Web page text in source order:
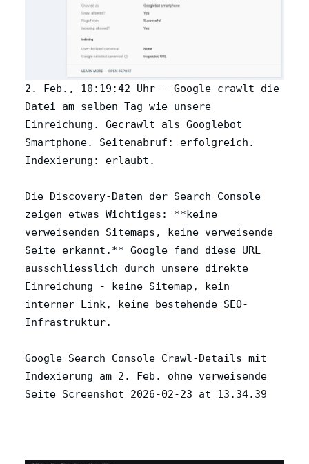
2. Feb., 10:19:42 Uhr - Google crawlt die
Datei am selben Tag wie unsere
Einreichung. Gecrawlt als Googlebot
Smartphone. Seitenabruf: erfolgreich.
Indexierung: erlaubt.
Die Discovery-Daten der Search Console
zeigen etwas Wichtiges: **keine
verweisenden Sitemaps, keine verweisende
Seite erkannt.** Google fand diese URL
ausschliesslich durch unsere direkte
Einreichung - keine Sitemap, kein
interner Link, keine bestehende SEO-
Infrastruktur.
Google Search Console Crawl-Details mit
Indexierung am 2. Feb. ohne verweisende
Seite Screenshot 2026-02-23 at 13.34.39